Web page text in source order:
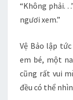
“Không phải. .
ngươi xem.”
Vệ Bảo lập
em bé, một
cũng rất vui
đều có thể